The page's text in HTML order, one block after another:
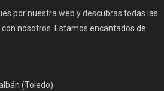
por nuestra web y descubras todas las
nosotros. Estamos encantados de
(Toledo)